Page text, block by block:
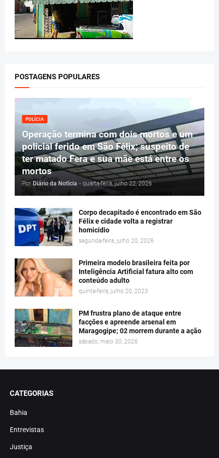
POSTAGENS POPULARES
POLÍCIA
Operação termina com dois mortos e um
policial ferido em São Félix; suspeito de
ter matado Fera e sua mãe está entre os
mortos
Por Diário da Notícia - quarta-feira, julho 22, 2026
Corpo decapitado é encontrado em São
Félix e cidade volta a registrar
homicídio
segunda-feira, julho 20, 2026
Primeira modelo brasileira feita por
Inteligência Artificial fatura alto com
conteúdo adulto
quinta-feira, julho 20, 2023
PM frustra plano de ataque entre
facções e apreende arsenal em
Maragogipe; 02 morrem durante a ação
sábado, maio 30, 2026
CATEGORIAS
Bahia
Entrevistas
Justiça